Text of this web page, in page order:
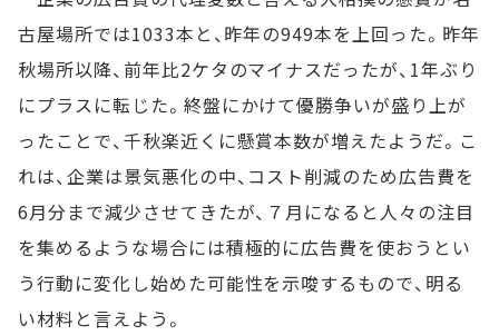
古屋場所では1033本と、昨年の949本を上回った。昨年
秋場所以降、前年比2ケタのマイナスだったが、1年ぶり
にプラスに転じた。終盤にかけて優勝争いが盛り上が
ったことで、千秋楽近くに懸賞本数が増えたようだ。こ
れは、企業は景気悪化の中、コスト削減のため広告費を
6月分まで減少させてきたが、７月になると人々の注目
を集めるような場合には積極的に広告費を使おうとい
う行動に変化し始めた可能性を示唆するもので、明る
い材料と言えよう。